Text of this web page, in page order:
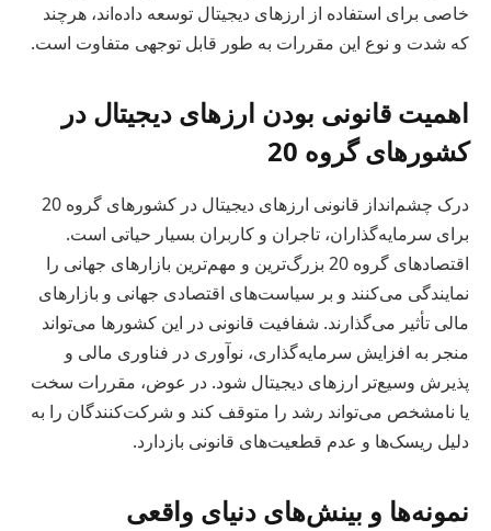
خاصی برای استفاده از ارزهای دیجیتال توسعه داده‌اند، هرچند
که شدت و نوع این مقررات به طور قابل توجهی متفاوت است.
اهمیت قانونی بودن ارزهای دیجیتال در
کشورهای گروه 20
درک چشم‌انداز قانونی ارزهای دیجیتال در کشورهای گروه 20
برای سرمایه‌گذاران، تاجران و کاربران بسیار حیاتی است.
اقتصادهای گروه 20 بزرگ‌ترین و مهم‌ترین بازارهای جهانی را
نمایندگی می‌کنند و بر سیاست‌های اقتصادی جهانی و بازارهای
مالی تأثیر می‌گذارند. شفافیت قانونی در این کشورها می‌تواند
منجر به افزایش سرمایه‌گذاری، نوآوری در فناوری مالی و
پذیرش وسیع‌تر ارزهای دیجیتال شود. در عوض، مقررات سخت
یا نامشخص می‌تواند رشد را متوقف کند و شرکت‌کنندگان را به
دلیل ریسک‌ها و عدم قطعیت‌های قانونی بازدارد.
نمونه‌ها و بینش‌های دنیای واقعی